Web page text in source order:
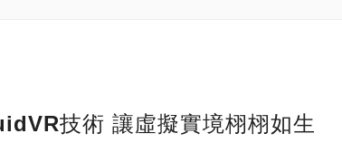
技術 讓虛擬實境栩栩如生